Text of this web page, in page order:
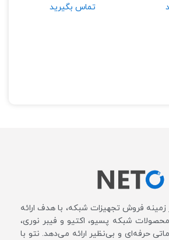
تماس بگیرید
زمینه فروش تجهیزات شبکه، با هدف ارائه
شبکه پسیو، اکتیو و فیبر نوری،
حرفه‌ای و بی‌نظیر ارائه می‌دهد. نتو با